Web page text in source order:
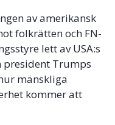
av amerikansk
folkrätten och FN-
lett av USA:s
president Trumps
mänskliga
kommer att